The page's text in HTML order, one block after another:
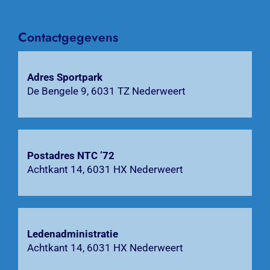
Agenda
Bardienst
naar:
Contactgegevens
Adres Sportpark
De Bengele 9, 6031 TZ Nederweert
Postadres NTC ’72
Achtkant 14, 6031 HX Nederweert
Ledenadministratie
Achtkant 14, 6031 HX Nederweert